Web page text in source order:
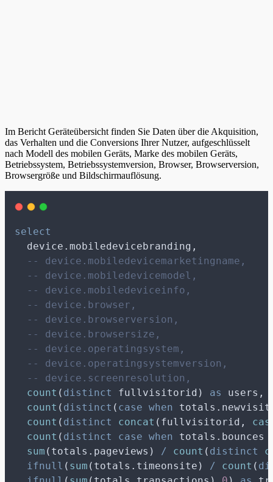
Im Bericht Geräteübersicht finden Sie Daten über die Akquisition,
das Verhalten und die Conversions Ihrer Nutzer, aufgeschlüsselt
nach Modell des mobilen Geräts, Marke des mobilen Geräts,
Betriebssystem, Betriebssystemversion, Browser, Browserversion,
Browsergröße und Bildschirmauflösung.
select
  device.mobiledevicebranding,
-- device.mobiledevicemarketingname,
-- device.mobiledevicemodel,
-- device.mobiledeviceinfo,
-- device.browser,
-- device.browserversion,
-- device.browsersize,
-- device.operatingsystem,
-- device.operatingsystemversion,
-- device.screenresolution,
count ( distinct fullvisitorid) as
users,
count ( distinct ( case when
count ( distinct concat (fullvisitorid,
count ( distinct case when totals.bounces
sum (totals.pageviews) / count ( distinct
ifnull ( sum (totals.timeonsite) / count (